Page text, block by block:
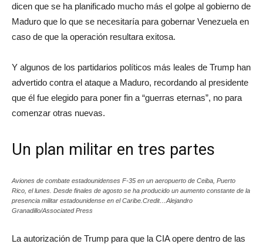
dicen que se ha planificado mucho más el golpe al gobierno de
Maduro que lo que se necesitaría para gobernar Venezuela en
caso de que la operación resultara exitosa.
Y algunos de los partidarios políticos más leales de Trump han
advertido contra el ataque a Maduro, recordando al presidente
que él fue elegido para poner fin a “guerras eternas”, no para
comenzar otras nuevas.
Un plan militar en tres partes
Aviones de combate estadounidenses F-35 en un aeropuerto de Ceiba, Puerto
Rico, el lunes. Desde finales de agosto se ha producido un aumento constante de la
presencia militar estadounidense en el Caribe.Credit…Alejandro
Granadillo/Associated Press
La autorización de Trump para que la CIA opere dentro de las